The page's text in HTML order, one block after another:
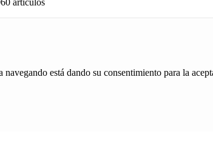
articulos
está dando su consentimiento para la